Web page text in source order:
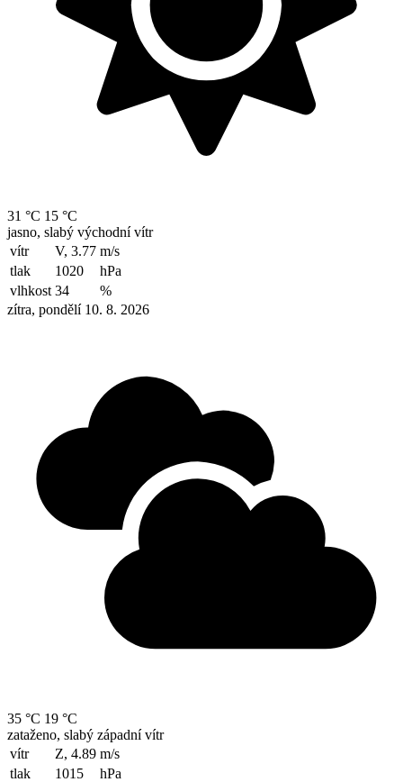
31 °C 15 °C
jasno, slabý východní vítr
vítr
V, 3.77 m/s
tlak
1020
hPa
vlhkost 34
%
zítra, pondělí 10. 8. 2026
35 °C 19 °C
zataženo, slabý západní vítr
vítr
Z, 4.89 m/s
tlak
1015
hPa